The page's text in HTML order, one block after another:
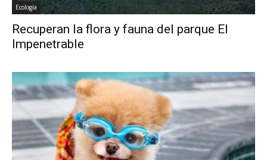
Ecología
Recuperan la flora y fauna del parque El
Impenetrable